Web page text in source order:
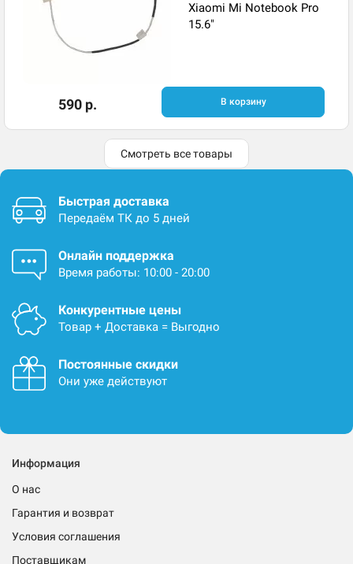
Xiaomi Mi Notebook Pro
15.6"
590 р. В корзину
Смотреть все товары
Быстрая доставка
Передаём ТК до 5 дней
Онлайн поддержка
Время работы: 10:00 - 20:00
Конкурентные цены
Товар + Доставка = Выгодно
Постоянные скидки
Они уже действуют
Информация
О нас
Гарантия и возврат
Условия соглашения
Поставщикам